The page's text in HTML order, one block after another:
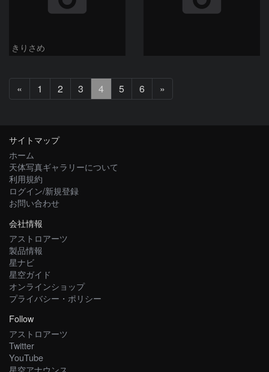
きりさめ
«
へ
1 2 3 4 5 6 »
へ
サイトマップ
ホーム
天体写真ギャラリーについて
利用規約
ログイン/新規登録
お問い合わせ
会社情報
アストロアーツ
製品情報
星ナビ
星空ガイド
オンラインショップ
プライバシー・ポリシー
Follow
アストロアーツ
Twitter
YouTube
星空アナウンス